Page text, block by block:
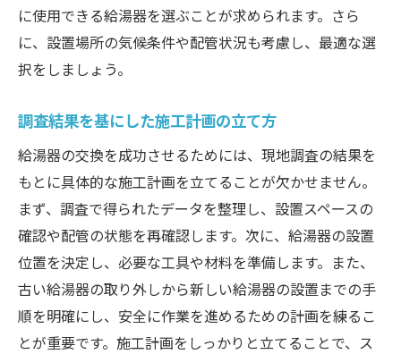
に使用できる給湯器を選ぶことが求められます。さら
に、設置場所の気候条件や配管状況も考慮し、最適な選
択をしましょう。
調査結果を基にした施工計画の立て方
給湯器の交換を成功させるためには、現地調査の結果を
もとに具体的な施工計画を立てることが欠かせません。
まず、調査で得られたデータを整理し、設置スペースの
確認や配管の状態を再確認します。次に、給湯器の設置
位置を決定し、必要な工具や材料を準備します。また、
古い給湯器の取り外しから新しい給湯器の設置までの手
順を明確にし、安全に作業を進めるための計画を練るこ
とが重要です。施工計画をしっかりと立てることで、ス